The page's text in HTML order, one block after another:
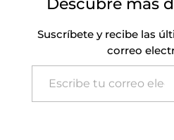
Descubre más
Suscríbete y recibe las
correo
Escribe tu correo electrónico…